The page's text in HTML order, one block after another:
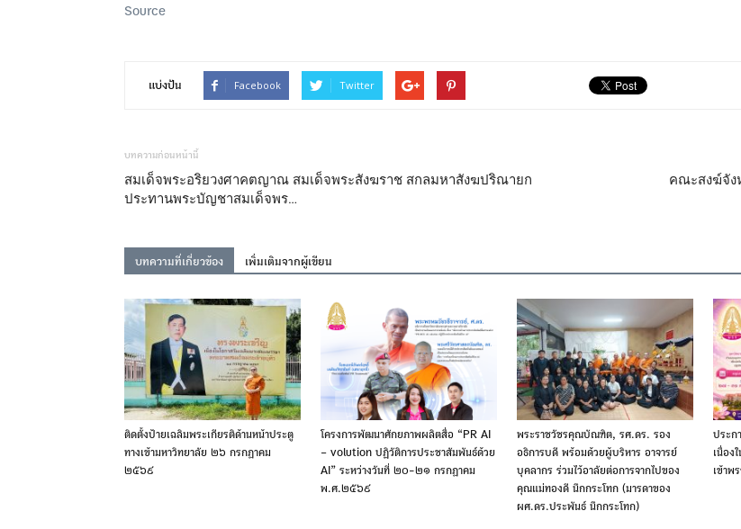
آزمایشگاهی
آزمایشگاهی
Source
แบ่งปัน Facebook Twitter
บทความก่อนหน้านี้
สมเด็จพระอริยวงศาคตญาณ สมเด็จพระสังฆราช สกลมหาสังฆปริณายก
ประทานพระบัญชาสมเด็จพร…
คณะสงฆ์จัง
บทความที่เกี่ยวข้อง เพิ่มเติมจากผู้เขียน
ติดตั้งป้ายเฉลิมพระเกียรติด้านหน้าประตู
ทางเข้ามหาวิทยาลัย ๒๖ กรกฎาคม
๒๕๖๙
โครงการพัฒนาศักยภาพผลิตสื่อ “PR AI
– volution ปฏิวัติการประชาสัมพันธ์ด้วย
AI” ระหว่างวันที่ ๒๐-๒๑ กรกฎาคม
พ.ศ.๒๕๖๙
พระราชวัชรคุณบัณฑิต, รศ.ดร. รอง
อธิการบดี พร้อมด้วยผู้บริหาร อาจารย์
บุคลากร ร่วมไว้อาลัยต่อการจากไปของ
คุณแม่ทองดี นึกกระโทก (มารดาของ
ผศ.ดร.ประพันธ์ นึกกระโทก)
ประก
เนื่อง
เข้าพ